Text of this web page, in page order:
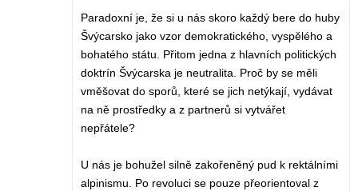
Paradoxní je, že si u nás skoro každý bere do huby
Švýcarsko jako vzor demokratického, vyspělého a
bohatého státu. Přitom jedna z hlavních politických
doktrín Švýcarska je neutralita. Proč by se měli
vměšovat do sporů, které se jich netýkají, vydávat
na ně prostředky a z partnerů si vytvářet
nepřátele?
U nás je bohužel silně zakořeněný pud k rektálními
alpinismu. Po revoluci se pouze přeorientoval z